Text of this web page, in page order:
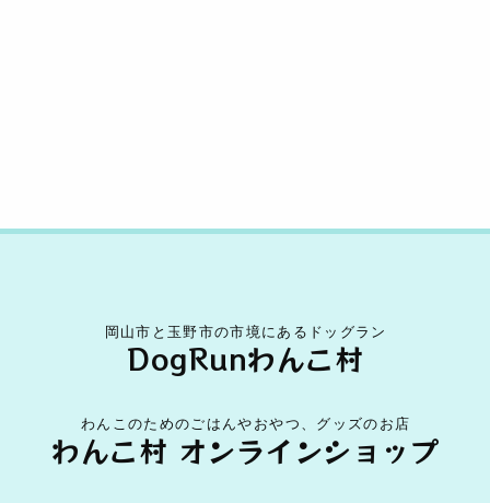
岡山市と玉野市の市境にあるドッグラン
DogRunわんこ村
わんこのためのごはんやおやつ、グッズのお店
わんこ村 オンラインショップ